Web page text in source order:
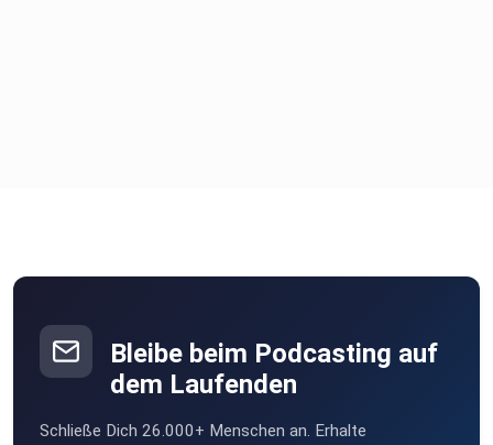
Bleibe beim Podcasting auf
dem Laufenden
Schließe Dich 26.000+ Menschen an. Erhalte